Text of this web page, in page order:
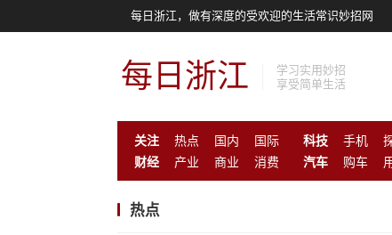
每日浙江，做有深度的受欢迎的生活常识妙招网
每日浙江
学习实用妙招
享受简单生活
关注 热点 国内
国际
财经
产业 商业 消费
科技 手机
汽车
购车
热点